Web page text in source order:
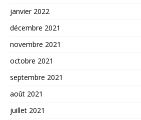
janvier 2022
décembre 2021
novembre 2021
octobre 2021
septembre 2021
août 2021
juillet 2021